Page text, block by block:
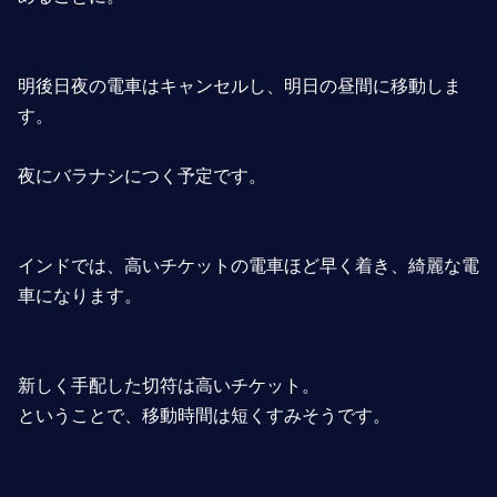
明後日夜の電車はキャンセルし、明日の昼間に移動しま
す。
夜にバラナシにつく予定です。
インドでは、高いチケットの電車ほど早く着き、綺麗な電
車になります。
新しく手配した切符は高いチケット。
ということで、移動時間は短くすみそうです。